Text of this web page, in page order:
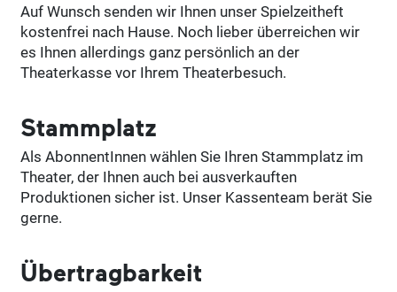
Auf Wunsch senden wir Ihnen unser Spielzeitheft
kostenfrei nach Hause. Noch lieber überreichen wir
es Ihnen allerdings ganz persönlich an der
Theaterkasse vor Ihrem Theaterbesuch.
Stammplatz
Als AbonnentInnen wählen Sie Ihren Stammplatz im
Theater, der Ihnen auch bei ausverkauften
Produktionen sicher ist. Unser Kassenteam berät Sie
gerne.
Übertragbarkeit